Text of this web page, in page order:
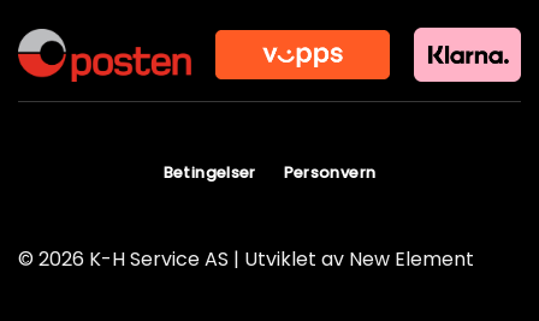
© 2026 K-H Service AS | Utviklet av New Element
Betingelser Personvern